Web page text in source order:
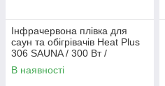
Інфрачервона плівка для
саун та обігрівачів Heat Plus
306 SAUNA / 300 Вт /
нагрівальна плівка / 80 °C
В наявності